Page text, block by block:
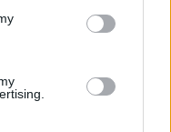
augam ir grūtāk